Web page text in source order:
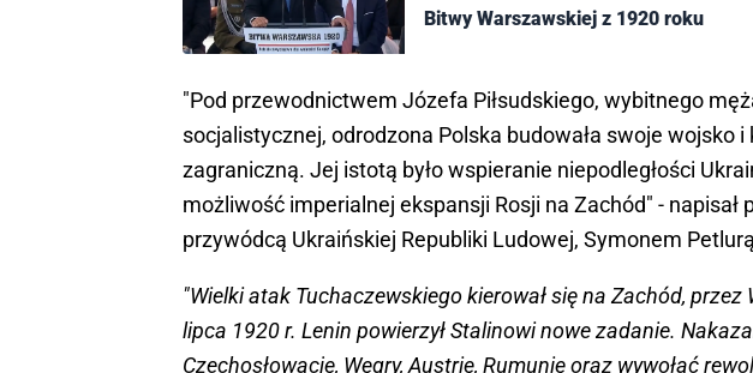
Bitwy Warszawskiej z 1920 roku
"Pod przewodnictwem Józefa Piłsudskiego, wybitnego
socjalistycznej, odrodzona Polska budowała swoje wojsko i
zagraniczną. Jej istotą było wspieranie niepodległości
możliwość imperialnej ekspansji Rosji na Zachód" - napisał
przywódcą Ukraińskiej Republiki Ludowej, Symonem
"Wielki atak Tuchaczewskiego kierował się na Zachód,
lipca 1920 r. Lenin powierzył Stalinowi nowe zadanie.
Czechosłowację, Węgry, Austrię, Rumunię oraz wywołać